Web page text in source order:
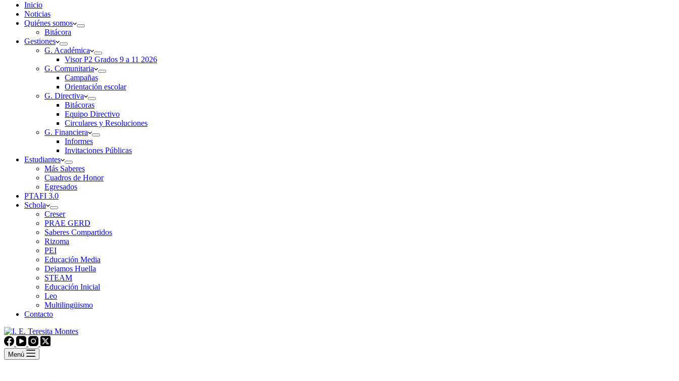
Inicio
Noticias
Quiénes somos
Bitácora
Gestiones
G. Académica
Visor P2 Grados 9 a 11 2026
G. Comunitaria
Campañas
Orientación escolar
G. Directiva
Bitácoras
Equipo Directivo
Circulares y Resoluciones
G. Financiera
Informes
Invitaciones Públicas
Estudiantes
Más Saberes
Cuadros de Honor
Egresados
PTAFI 3.0
Schola
Creser
PRAE GERD
Saberes Compartidos
Rizoma
PEI
Educación Media
Dejamos Huella
STEAM
Educación Inicial
Leo
Multilingüismo
Contacto
Menú